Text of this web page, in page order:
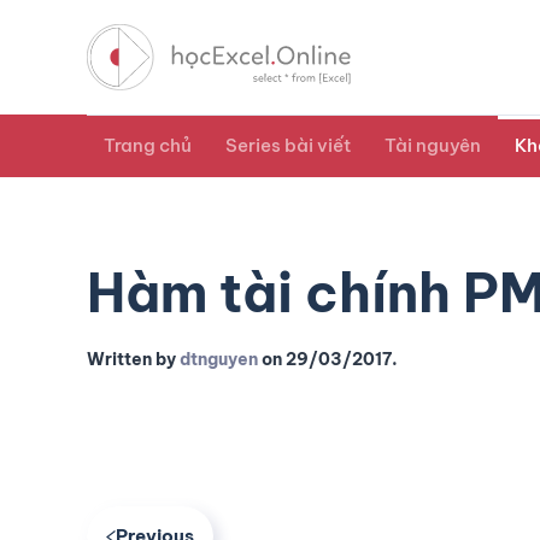
Trang chủ Series bài viết Tài nguyên
Hàm tài chính
Written bydtnguyenon29/03/2017.